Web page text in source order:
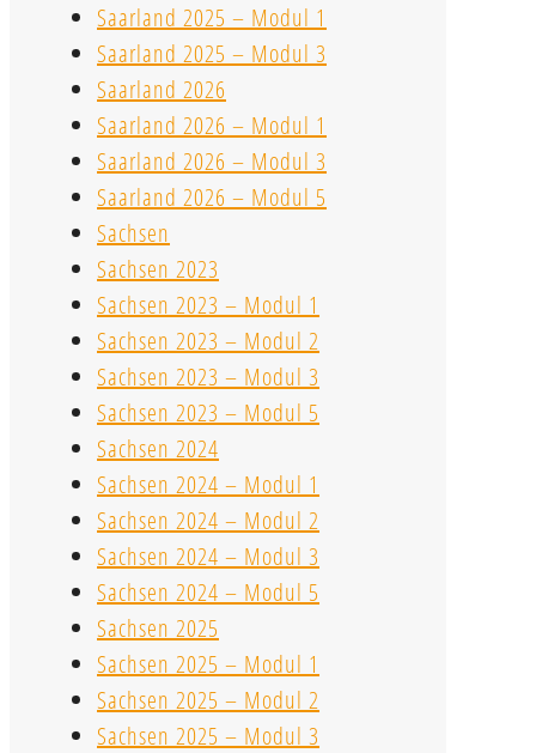
Saarland 2025 – Modul 1
Saarland 2025 – Modul 3
Saarland 2026
Saarland 2026 – Modul 1
Saarland 2026 – Modul 3
Saarland 2026 – Modul 5
Sachsen
Sachsen 2023
Sachsen 2023 – Modul 1
Sachsen 2023 – Modul 2
Sachsen 2023 – Modul 3
Sachsen 2023 – Modul 5
Sachsen 2024
Sachsen 2024 – Modul 1
Sachsen 2024 – Modul 2
Sachsen 2024 – Modul 3
Sachsen 2024 – Modul 5
Sachsen 2025
Sachsen 2025 – Modul 1
Sachsen 2025 – Modul 2
Sachsen 2025 – Modul 3